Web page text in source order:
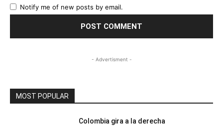
Notify me of new posts by email.
- Advertisment -
MOST POPULAR
Colombia gira a la derecha